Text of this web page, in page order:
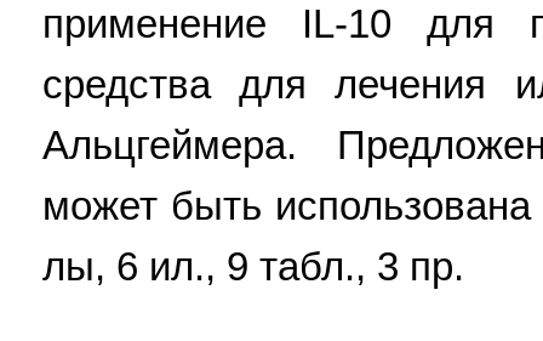
применение IL-10 для
средства для лечения
Альцгеймера.
может быть
лы, 6 ил., 9 табл., 3 пр.